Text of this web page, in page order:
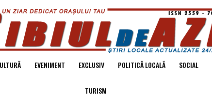
EVENIMENT EXCLUSIV POLITICĂ LOCALĂ SOCIAL
TURISM